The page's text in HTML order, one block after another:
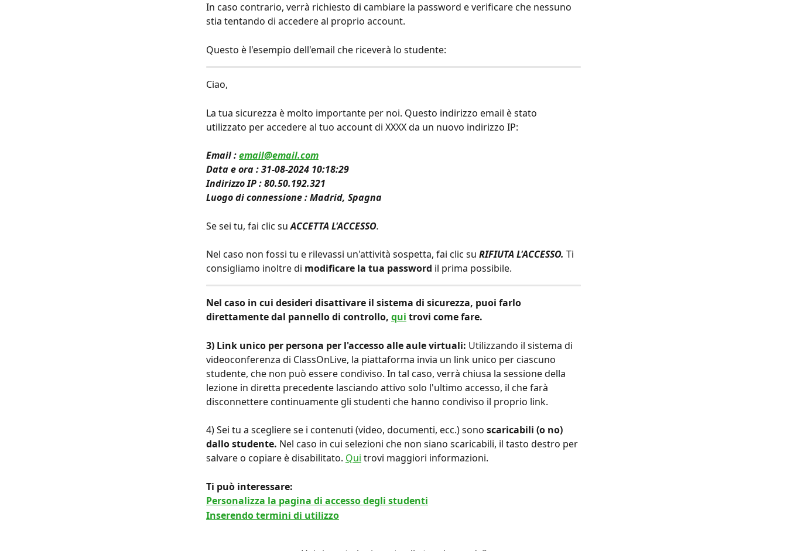
In caso contrario, verrà richiesto di cambiare la password e verificare che nessuno
stia tentando di accedere al proprio account.
Questo è l'esempio dell'email che riceverà lo studente:
Ciao,
La tua sicurezza è molto importante per noi. Questo indirizzo email è stato
utilizzato per accedere al tuo account di XXXX da un nuovo indirizzo IP:
Email : email@email.com
Data e ora : 31-08-2024 10:18:29
Indirizzo IP : 80.50.192.321
Luogo di connessione : Madrid, Spagna
Se sei tu, fai clic su ACCETTA L'ACCESSO.
Nel caso non fossi tu e rilevassi un'attività sospetta, fai clic su RIFIUTA L'ACCESSO. Ti
consigliamo inoltre di modificare la tua password il prima possibile.
Nel caso in cui desideri disattivare il sistema di sicurezza, puoi farlo
direttamente dal pannello di controllo, qui trovi come fare.
3) Link unico per persona per l'accesso alle aule virtuali: Utilizzando il sistema di
videoconferenza di ClassOnLive, la piattaforma invia un link unico per ciascuno
studente, che non può essere condiviso. In tal caso, verrà chiusa la sessione della
lezione in diretta precedente lasciando attivo solo l'ultimo accesso, il che farà
disconnettere continuamente gli studenti che hanno condiviso il proprio link.
4) Sei tu a scegliere se i contenuti (video, documenti, ecc.) sono scaricabili (o no)
dallo studente. Nel caso in cui selezioni che non siano scaricabili, il tasto destro per
salvare o copiare è disabilitato. Qui trovi maggiori informazioni.
Ti può interessare:
Personalizza la pagina di accesso degli studenti
Inserendo termini di utilizzo